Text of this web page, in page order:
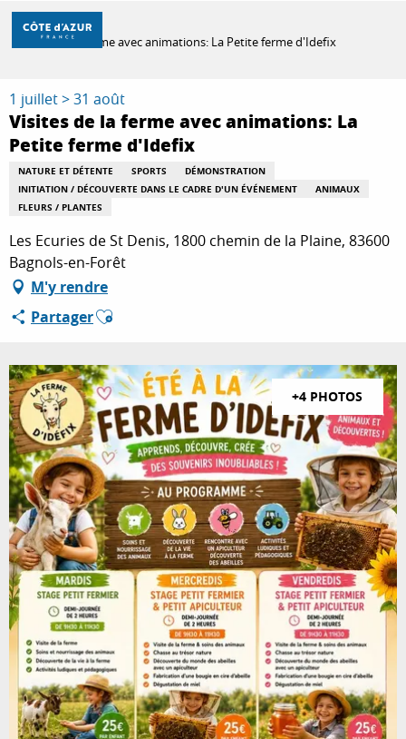
Aller
contenu
DÉCOUVRIR
À FAIRE
SÉJOURNER
Accueil
Visites de la ferme avec animations: La Petite ferme d'Idefix
1 juillet > 31 août
Visites de la ferme avec animations: La
Petite ferme d'Idefix
NATURE ET DÉTENTE SPORTS
DÉMONSTRATION
INITIATION / DÉCOUVERTE DANS LE CADRE D'UN ÉVÉNEMENT
ANIMAUX
FLEURS / PLANTES
Les Ecuries de St Denis, 1800 chemin de la Plaine, 83600
Bagnols-en-Forêt
M'y rendre
PartagerAjouter aux favoris
+4 PHOTOS